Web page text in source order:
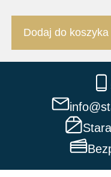
Dodaj do koszyka